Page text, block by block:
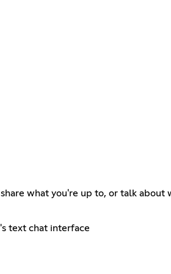
what you're up to, or talk